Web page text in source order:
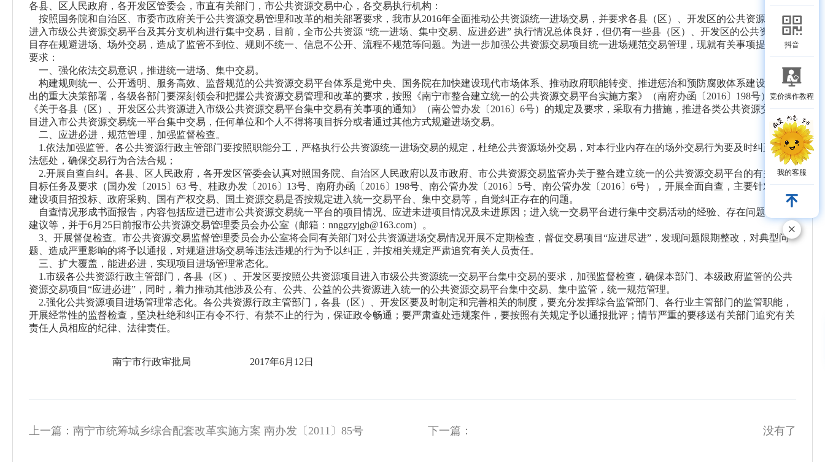
各县、区人民政府，各开发区管委会，市直有关部门，市公共资源交易中心，各交易执行机构：
按照国务院和自治区、市委市政府关于公共资源交易管理和改革的相关部署要求，我市从2016年全面推动公共资源统一进场交易，并要求各县（区）、开发区的公共资源按规定
进入市级公共资源交易平台及其分支机构进行集中交易，目前，全市公共资源 “统一进场、集中交易、应进必进” 执行情况总体良好，但仍有一些县（区）、开发区的公共资源项
目存在规避进场、场外交易，造成了监管不到位、规则不统一、信息不公开、流程不规范等问题。为进一步加强公共资源交易项目统一进场规范交易管理，现就有关事项提出如下
要求：
一、强化依法交易意识，推进统一进场、集中交易。
构建规则统一、公开透明、服务高效、监督规范的公共资源交易平台体系是党中央、国务院在加快建设现代市场体系、推动政府职能转变、推进惩治和预防腐败体系建设方面作
出的重大决策部署，各级各部门要深刻领会和把握公共资源交易管理和改革的要求，按照《南宁市整合建立统一的公共资源交易平台实施方案》（南府办函〔 2016〕 198号）及
《关于各县（区）、开发区公共资源进入市级公共资源交易平台集中交易有关事项的通知》（南公管办发〔 2016〕 6号）的规定及要求，采取有力措施，推进各类公共资源交易项
目进入市公共资源交易统一平台集中交易，任何单位和个人不得将项目拆分或者通过其他方式规避进场交易。
二、应进必进，规范管理，加强监督检查。
1.依法加强监管。各公共资源行政主管部门要按照职能分工，严格执行公共资源统一进场交易的规定，杜绝公共资源场外交易，对本行业内存在的场外交易行为要及时纠正和依
法惩处，确保交易行为合法合规；
2.开展自查自纠。各县、区人民政府，各开发区管委会认真对照国务院、自治区人民政府以及市政府、市公共资源交易监管办关于整合建立统一的公共资源交易平台的有关工作
目标任务及要求（国办发〔 2015〕 63 号、桂政办发〔 2016〕 13号、南府办函〔 2016〕 198号、南公管办发〔 2016〕 5号、南公管办发〔 2016〕 6号），开展全面自查，主要针对工程
建设项目招投标、政府采购、国有产权交易、国土资源交易是否按规定进入统一交易平台、集中交易等，自觉纠正存在的问题。
自查情况形成书面报告，内容包括应进已进市公共资源交易统一平台的项目情况、应进未进项目情况及未进原因；进入统一交易平台进行集中交易活动的经验、存在问题和意见
建议等，并于6月 25日前报市公共资源交易管理委员会办公室（邮箱： nnggzyjgb@163.com）。
3、开展督促检查。市公共资源交易监督管理委员会办公室将会同有关部门对公共资源进场交易情况开展不定期检查，督促交易项目“应进尽进”，发现问题限期整改，对典型问
题、造成严重影响的将予以通报，对规避进场交易等违法违规的行为予以纠正，并按相关规定严肃追究有关人员责任。
三、扩大覆盖，能进必进，实现项目进场管理常态化。
1.市级各公共资源行政主管部门，各县（区）、开发区要按照公共资源项目进入市级公共资源统一交易平台集中交易的要求，加强监督检查，确保本部门、本级政府监管的公共
资源交易项目“应进必进”，同时，着力推动其他涉及公有、公共、公益的公共资源进入统一的公共资源交易平台集中交易、集中监管，统一规范管理。
2.强化公共资源项目进场管理常态化。各公共资源行政主管部门，各县（区）、开发区要及时制定和完善相关的制度，要充分发挥综合监管部门、各行业主管部门的监管职能，
开展经常性的监督检查，坚决杜绝和纠正有令不行、有禁不止的行为，保证政令畅通；要严肃查处违规案件，要按照有关规定予以通报批评；情节严重的要移送有关部门追究有关
责任人员相应的纪律、法律责任。
南宁市行政审批局 2017年6月 12 日
上一篇： 南宁市统筹城乡综合配套改革实施方案 南办发〔2011〕85号 下一篇： 没有了
抖音
竞价操作教程
我的客服
×